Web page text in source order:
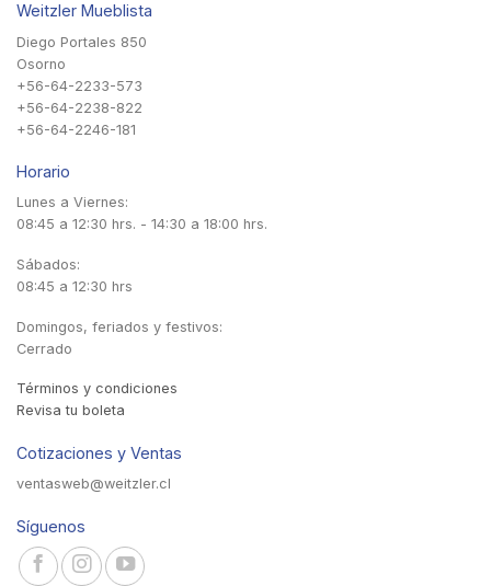
Weitzler Mueblista
Diego Portales 850
Osorno
+56-64-2233-573
+56-64-2238-822
+56-64-2246-181
Horario
Lunes a Viernes:
08:45 a 12:30 hrs. - 14:30 a 18:00 hrs.
Sábados:
08:45 a 12:30 hrs
Domingos, feriados y festivos:
Cerrado
Términos y condiciones
Revisa tu boleta
Cotizaciones y Ventas
ventasweb@weitzler.cl
Síguenos